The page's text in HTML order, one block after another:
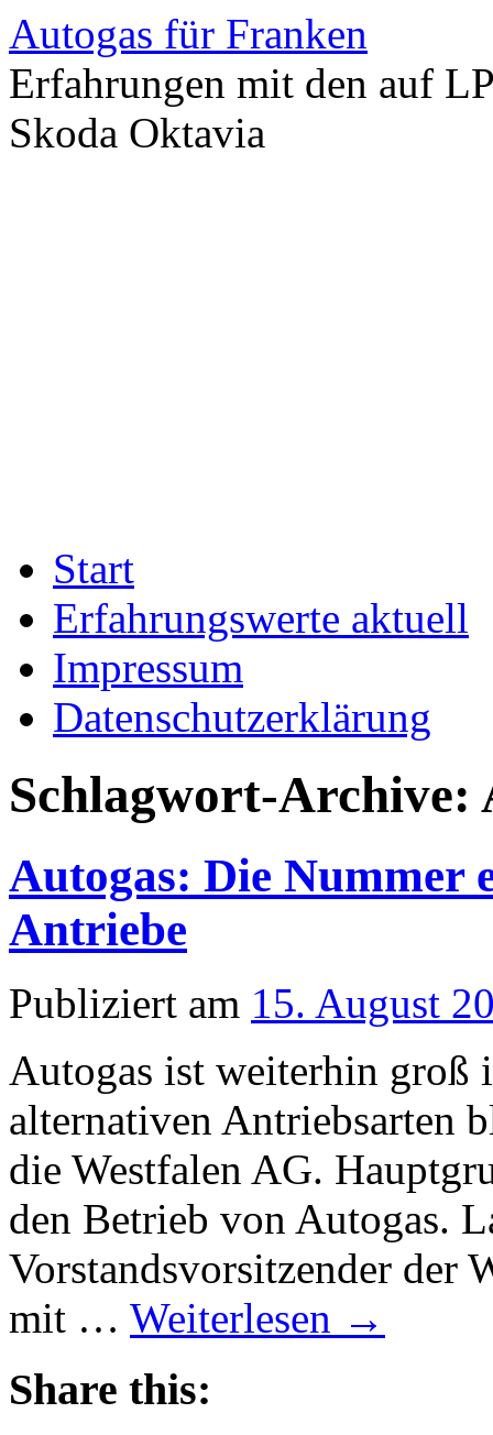
Autogas für Franken
Erfahrungen mit den auf
Skoda Oktavia
Start
Erfahrungswerte aktuell
Impressum
Datenschutzerklärung
Schlagwort-Archive:
Autogas: Die Nummer
Antriebe
Publiziert am 15. August
Autogas ist weiterhin groß
alternativen Antriebsarten
die Westfalen AG.
den Betrieb von Autogas.
Vorstandsvorsitzender der
mit … Weiterlesen →
Share this: